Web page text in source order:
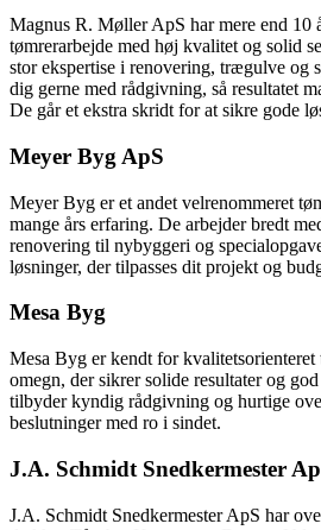
Magnus R. Møller ApS har mere end 10
tømrerarbejde med høj kvalitet og solid
stor ekspertise i renovering, trægulve og
dig gerne med rådgivning, så resultatet
De går et ekstra skridt for at sikre gode
Meyer Byg ApS
Meyer Byg er et andet velrenommeret
mange års erfaring. De arbejder bredt
renovering til nybyggeri og
løsninger, der tilpasses dit projekt og
Mesa Byg
Mesa Byg er kendt for
omegn, der sikrer solide resultater og
tilbyder kyndig rådgivning og hurtige
beslutninger med ro i sindet.
J.A. Schmidt Snedkermester
J.A. Schmidt Snedkermester ApS har